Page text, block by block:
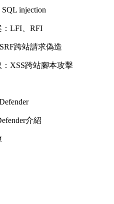
injection
LFI、RFI
跨站請求偽造
XSS跨站腳本攻擊
介紹